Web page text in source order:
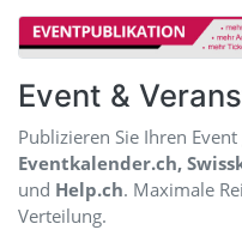
Event &
Publizieren Sie Ihren
Eventkalender.ch,
und Help.ch. Maximale
Verteilung.